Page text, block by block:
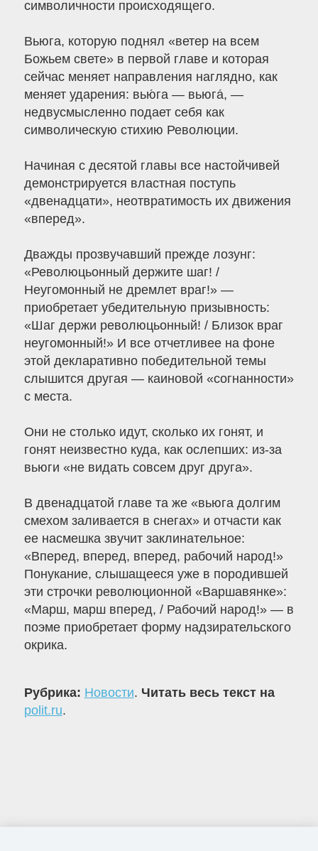
символичности происходящего.
Вьюга, которую поднял «ветер на всем
Божьем свете» в первой главе и которая
сейчас меняет направления наглядно, как
меняет ударения: вью́га — вьюга́, —
недвусмысленно подает себя как
символическую стихию Революции.
Начиная с десятой главы все настойчивей
демонстрируется властная поступь
«двенадцати», неотвратимость их движения
«вперед».
Дважды прозвучавший прежде лозунг:
«Революцьонный держите шаг! /
Неугомонный не дремлет враг!» —
приобретает убедительную призывность:
«Шаг держи революцьонный! / Близок враг
неугомонный!» И все отчетливее на фоне
этой декларативно победительной темы
слышится другая — каиновой «согнанности»
с места.
Они не столько идут, сколько их гонят, и
гонят неизвестно куда, как ослепших: из-за
вьюги «не видать совсем друг друга».
В двенадцатой главе та же «вьюга долгим
смехом заливается в снегах» и отчасти как
ее насмешка звучит заклинательное:
«Вперед, вперед, вперед, рабочий народ!»
Понукание, слышащееся уже в породившей
эти строчки революционной «Варшавянке»:
«Марш, марш вперед, / Рабочий народ!» — в
поэме приобретает форму надзирательского
окрика.
Рубрика: Новости. Читать весь текст на
polit.ru.